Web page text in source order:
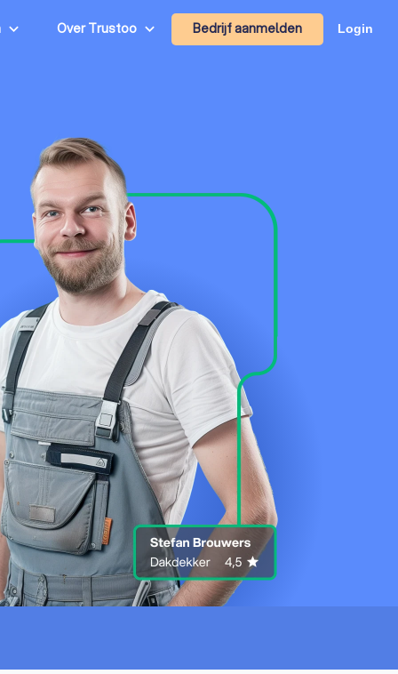
Over Trustoo Bedrijf aanmelden Login